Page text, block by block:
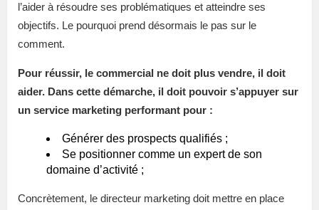
l’aider à résoudre ses problématiques et atteindre ses
objectifs. Le pourquoi prend désormais le pas sur le
comment.
Pour réussir, le commercial ne doit plus vendre, il doit
aider. Dans cette démarche, il doit pouvoir s’appuyer sur
un service marketing performant pour :
Générer des prospects qualifiés ;
Se positionner comme un expert de son
domaine d’activité ;
Concrètement, le directeur marketing doit mettre en place